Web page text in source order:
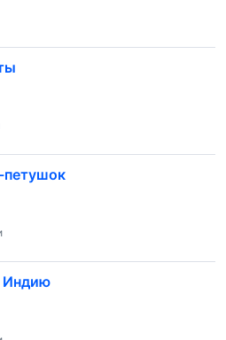
петушок
Индию